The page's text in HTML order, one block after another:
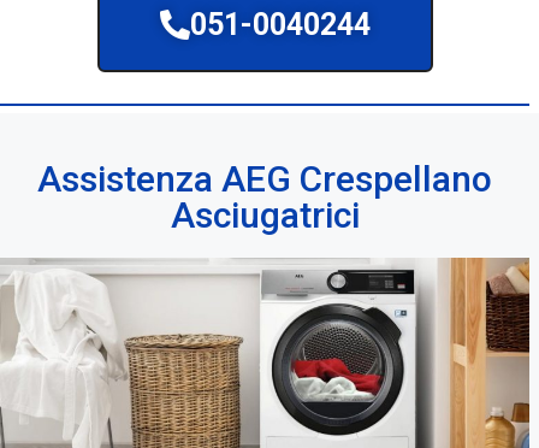
051-0040244
Assistenza AEG Crespellano
Asciugatrici